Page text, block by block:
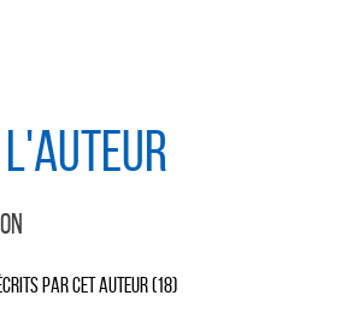
l'auteur
par cet auteur (18)